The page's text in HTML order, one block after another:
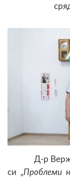
Д-р Вержин
си „Проблеми